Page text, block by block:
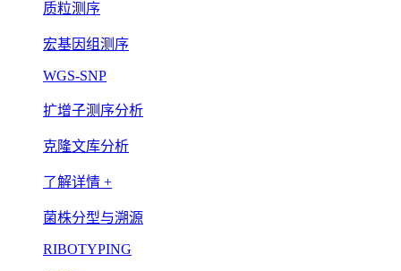
质粒测序
宏基因组测序
WGS-SNP
扩增子测序分析
克隆文库分析
了解详情 +
菌株分型与溯源
RIBOTYPING